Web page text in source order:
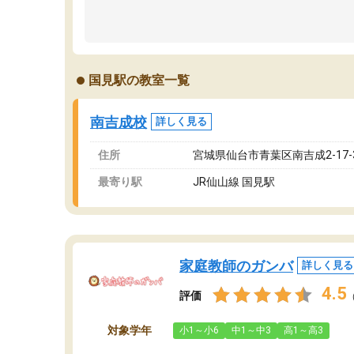
国見駅の教室一覧
南吉成校 詳しく見る
住所 宮城県仙台市青葉区南吉成2-17-
最寄り駅 JR仙山線 国見駅
家庭教師のガンバ 詳しく見る
評価 4.5
対象学年 小1～小6 中1～中3 高1～高3